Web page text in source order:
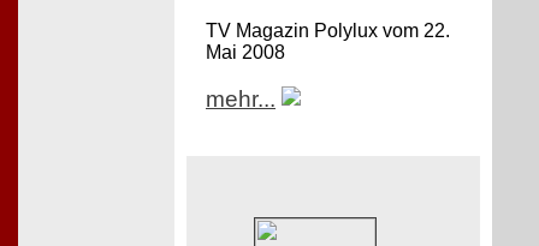
TV Magazin Polylux vom 22.
Mai 2008
mehr...